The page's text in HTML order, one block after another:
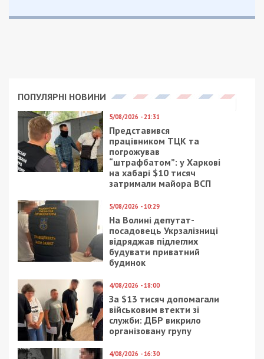
ПОПУЛЯРНІ НОВИНИ
5/08/2026 - 21:31
Представився
працівником ТЦК та
погрожував
“штрафбатом”: у Харкові
на хабарі $10 тисяч
затримали майора ВСП
5/08/2026 - 10:29
На Волині депутат-
посадовець Укрзалізниці
відряджав підлеглих
будувати приватний
будинок
4/08/2026 - 18:00
За $13 тисяч допомагали
військовим втекти зі
служби: ДБР викрило
організовану групу
4/08/2026 - 16:30